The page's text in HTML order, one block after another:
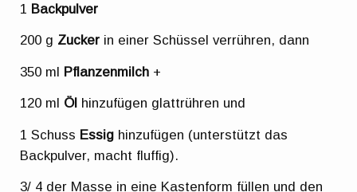
1 Backpulver
200 g Zucker in einer Schüssel verrühren, dann
350 ml Pflanzenmilch +
120 ml Öl hinzufügen glattrühren und
1 Schuss Essig hinzufügen (unterstützt das
Backpulver, macht fluffig).
3/ 4 der Masse in eine Kastenform füllen und den